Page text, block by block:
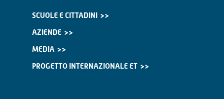
SCUOLE E CITTADINI
AZIENDE
MEDIA
PROGETTO INTERNAZIONALE ET